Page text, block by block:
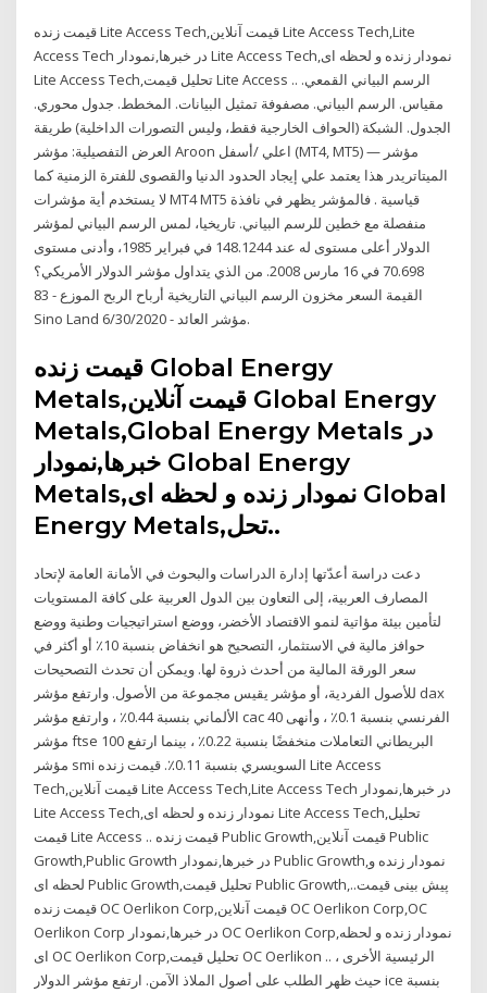
قیمت زنده Lite Access Tech,قیمت آنلاین Lite Access Tech,Lite
Access Tech در خبرها,نمودار Lite Access Tech,نمودار زنده و لحظه ای
Lite Access Tech,تحلیل قیمت Lite Access .. الرسم البياني القمعي.
مقياس. الرسم البياني. مصفوفة تمثيل البيانات. المخطط. جدول محوري.
الجدول. الشبكة (الحواف الخارجية فقط، وليس التصورات الداخلية) طريقة
العرض التفصيلية: مؤشر Aroon اعلي /أسفل (MT4, MT5) — مؤشر
الميتاتريدر هذا يعتمد علي إيجاد الحدود الدنيا والقصوى للفترة الزمنية كما
لا يستخدم أية مؤشرات MT4 MT5 قياسية . فالمؤشر يظهر في نافذة
منفصلة مع خطين للرسم البياني. تاريخيا، لمس الرسم البياني لمؤشر
الدولار أعلى مستوى له عند 148.1244 في فبراير 1985، وأدنى مستوى
70.698 في 16 مارس 2008. من الذي يتداول مؤشر الدولار الأمريكي؟
القيمة السعر مخزون الرسم البياني التاريخية أرباح الربح الموزع - 83
Sino Land مؤشر العائد - 6/30/2020.
قیمت زنده Global Energy
Metals,قیمت آنلاین Global Energy
Metals,Global Energy Metals در
خبرها,نمودار Global Energy
Metals,نمودار زنده و لحظه ای Global
Energy Metals,تحل..
دعت دراسة أعدّتها إدارة الدراسات والبحوث في الأمانة العامة لإتحاد
المصارف العربية، إلى التعاون بين الدول العربية على كافة المستويات
لتأمين بيئة مؤاتية لنمو الاقتصاد الأخضر، ووضع استراتيجيات وطنية ووضع
حوافز مالية في الاستثمار، التصحيح هو انخفاض بنسبة 10٪ أو أكثر في
سعر الورقة المالية من أحدث ذروة لها. ويمكن أن تحدث التصحيحات
للأصول الفردية، أو مؤشر يقيس مجموعة من الأصول. وارتفع مؤشر dax
الألماني بنسبة 0.44٪ ، وارتفع مؤشر cac 40 الفرنسي بنسبة 0.1٪ ، وأنهى
مؤشر ftse 100 البريطاني التعاملات منخفضًا بنسبة 0.22٪ ، بينما ارتفع
مؤشر smi السويسري بنسبة 0.11٪. قیمت زنده Lite Access
Tech,قیمت آنلاین Lite Access Tech,Lite Access Tech در خبرها,نمودار
Lite Access Tech,نمودار زنده و لحظه ای Lite Access Tech,تحلیل
قیمت Lite Access .. قیمت زنده Public Growth,قیمت آنلاین Public
Growth,Public Growth در خبرها,نمودار Public Growth,نمودار زنده و
لحظه ای Public Growth,تحلیل قیمت Public Growth,پیش بینی قیمت..
قیمت زنده OC Oerlikon Corp,قیمت آنلاین OC Oerlikon Corp,OC
Oerlikon Corp در خبرها,نمودار OC Oerlikon Corp,نمودار زنده و لحظه
ای OC Oerlikon Corp,تحلیل قیمت OC Oerlikon .. الرئيسية الأخرى ،
حيث ظهر الطلب على أصول الملاذ الآمن. ارتفع مؤشر الدولار ice بنسبة